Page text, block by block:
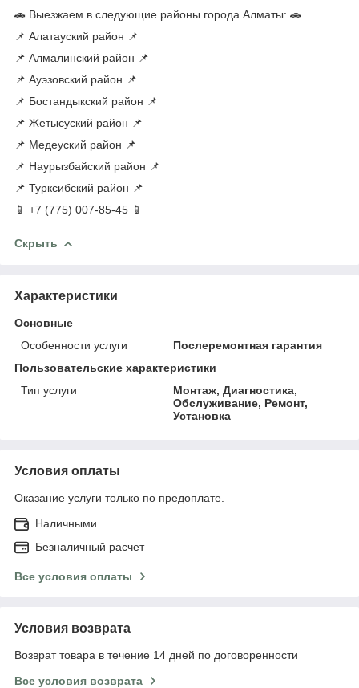
🚗 Выезжаем в следующие районы города Алматы: 🚗
📌 Алатауский район 📌
📌 Алмалинский район 📌
📌 Ауэзовский район 📌
📌 Бостандыкский район 📌
📌 Жетысуский район 📌
📌 Медеуский район 📌
📌 Наурызбайский район 📌
📌 Турксибский район 📌
📱 +7 (775) 007-85-45 📱
Скрыть
Характеристики
Основные
Особенности услуги
Послеремонтная гарантия
Пользовательские характеристики
Тип услуги
Монтаж, Диагностика,
Обслуживание, Ремонт,
Установка
Условия оплаты
Оказание услуги только по предоплате.
Наличными
Безналичный расчет
Все условия оплаты
Условия возврата
Возврат товара в течение 14 дней по договоренности
Все условия возврата